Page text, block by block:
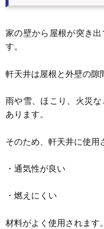
家の壁から屋根が突き
す。
軒天井は屋根と外壁の隙
雨や雪、ほこり、火災
あります。
そのため、軒天井に使用
・通気性が良い
・燃えにくい
材料がよく使用されます。